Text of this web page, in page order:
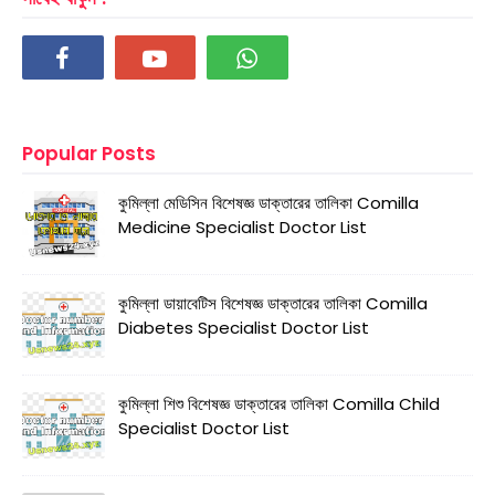
Popular Posts
কুমিল্লা মেডিসিন বিশেষজ্ঞ ডাক্তারের তালিকা Comilla
Medicine Specialist Doctor List
কুমিল্লা ডায়াবেটিস বিশেষজ্ঞ ডাক্তারের তালিকা Comilla
Diabetes Specialist Doctor List
কুমিল্লা শিশু বিশেষজ্ঞ ডাক্তারের তালিকা Comilla Child
Specialist Doctor List